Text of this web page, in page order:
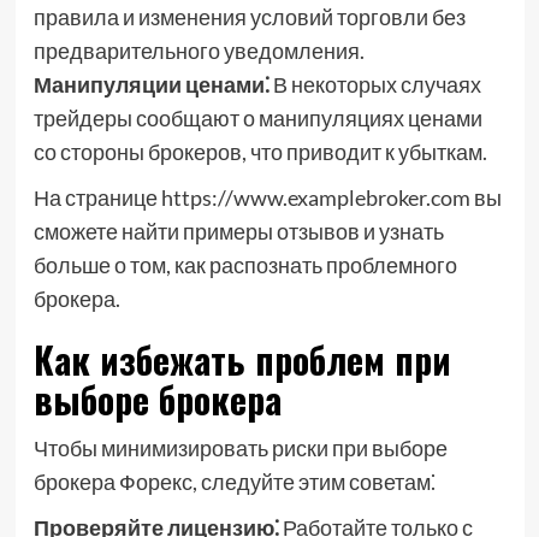
правила и изменения условий торговли без
предварительного уведомления.
Манипуляции ценами⁚В некоторых случаях
трейдеры сообщают о манипуляциях ценами
со стороны брокеров, что приводит к убыткам.
На странице https://www.examplebroker.com вы
сможете найти примеры отзывов и узнать
больше о том, как распознать проблемного
брокера.
Как избежать проблем при
выборе брокера
Чтобы минимизировать риски при выборе
брокера Форекс, следуйте этим советам⁚
Проверяйте лицензию⁚Работайте только с